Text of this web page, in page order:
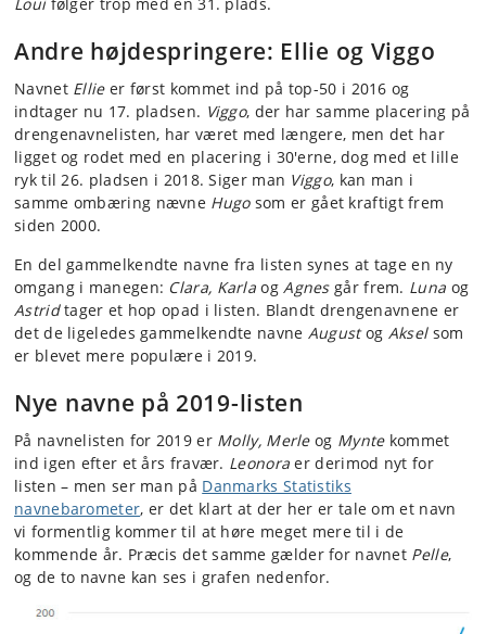
Andre højdespringere: Ellie og Viggo
Navnet Ellieer først kommet ind på top-50 i 2016 og
indtager nu 17. pladsen. Viggo, der har samme placering på
drengenavnelisten, har været med længere, men det har
ligget og rodet med en placering i 30'erne, dog med et lille
ryk til 26. pladsen i 2018. Siger man Viggo, kan man i
samme ombæring nævne Hugosom er gået kraftigt frem
siden 2000.
En del gammelkendte navne fra listen synes at tage en ny
omgang i manegen: Clara, Karla ogAgnesgår frem. Luna og
Astridtager et hop opad i listen. Blandt drengenavnene er
det de ligeledes gammelkendte navne Augustog Akselsom
er blevet mere populære i 2019.
Nye navne på 2019-listen
På navnelisten for 2019 er Molly, Merleog Myntekommet
ind igen efter et års fravær. Leonora er derimod nyt for
listen – men ser man på Danmarks Statistiks
navnebarometer, er det klart at der her er tale om et navn
vi formentlig kommer til at høre meget mere til i de
kommende år. Præcis det samme gælder for navnet Pelle,
og de to navne kan ses i grafen nedenfor.